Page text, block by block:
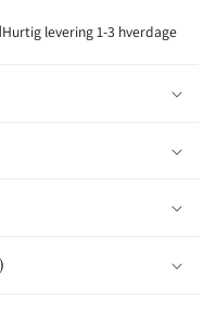
Hurtig levering 1-3 hverdage